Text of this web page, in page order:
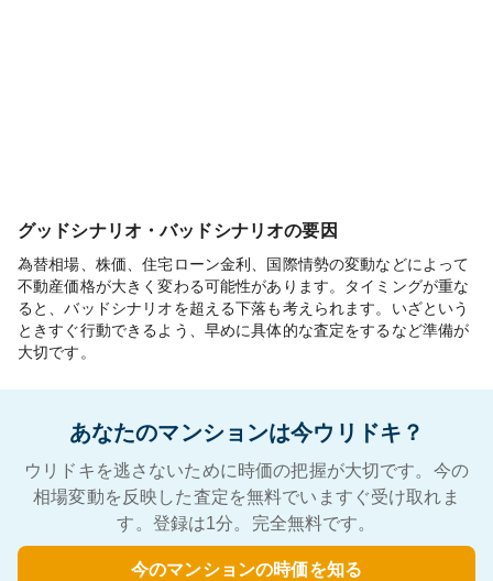
グッドシナリオ・バッドシナリオの要因
為替相場、株価、住宅ローン金利、国際情勢の変動などによって
不動産価格が大きく変わる可能性があります。タイミングが重な
ると、バッドシナリオを超える下落も考えられます。いざという
ときすぐ行動できるよう、早めに具体的な査定をするなど準備が
大切です。
あなたのマンションは今ウリドキ？
ウリドキを逃さないために時価の把握が大切です。今の
相場変動を反映した査定を無料でいますぐ受け取れま
す。登録は1分。完全無料です。
今のマンションの時価を知る